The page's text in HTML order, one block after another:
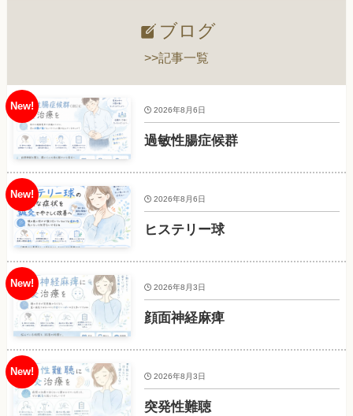
ブログ
>>記事一覧
過敏性腸症候群
2026年8月6日
ヒステリー球
2026年8月6日
顔面神経麻痺
2026年8月3日
突発性難聴
2026年8月3日